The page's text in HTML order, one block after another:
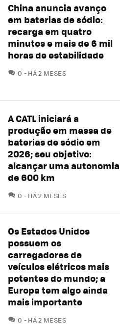
China anuncia avanço
em baterias de sódio:
recarga em quatro
minutos e mais de 6 mil
horas de estabilidade
0 COMENTÁRIOS
HÁ 2 MESES
A CATL iniciará a
produção em massa de
baterias de sódio em
2026; seu objetivo:
alcançar uma autonomia
de 600 km
0 COMENTÁRIOS
HÁ 2 MESES
Os Estados Unidos
possuem os
carregadores de
veículos elétricos mais
potentes do mundo; a
Europa tem algo ainda
mais importante
0 COMENTÁRIOS
HÁ 2 MESES